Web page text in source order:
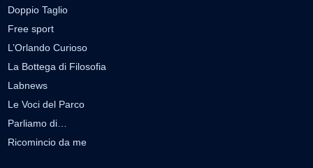
Doppio Taglio
Free sport
L’Orlando Curioso
La Bottega di Filosofia
Labnews
Le Voci del Parco
Parliamo di…
Ricomincio da me